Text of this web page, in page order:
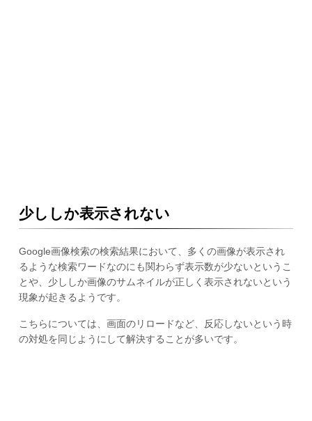
少ししか表示されない
Google画像検索の検索結果において、多くの画像が表示され
るような検索ワードなのにも関わらず表示数が少ないというこ
とや、少ししか画像のサムネイルが正しく表示されないという
現象が起きるようです。
こちらについては、画面のリロードなど、反応しないという時
の対処を同じようにして解決することが多いです。